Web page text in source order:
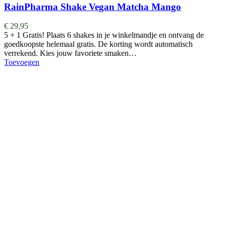
RainPharma Shake Vegan Matcha Mango
€ 29,95
5 + 1 Gratis! Plaats 6 shakes in je winkelmandje en ontvang de
goedkoopste helemaal gratis. De korting wordt automatisch
verrekend. Kies jouw favoriete smaken…
Toevoegen